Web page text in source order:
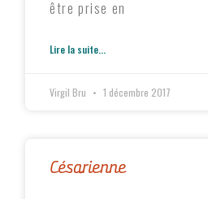
être prise en
Lire la suite...
Virgil Bru 1 décembre 2017
Césarienne